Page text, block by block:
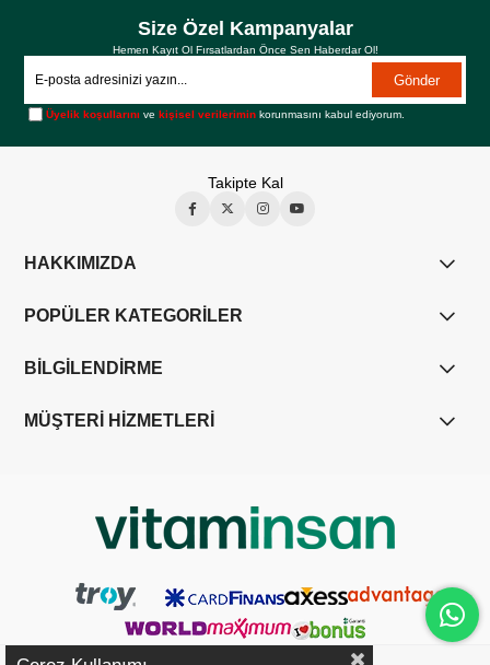
Size Özel Kampanyalar
Hemen Kayıt Ol Fırsatlardan Önce Sen Haberdar Ol!
Gönder
Üyelik koşullarını vekişisel verilerimin korunmasını kabul ediyorum.
Takipte Kal
HAKKIMIZDA
POPÜLER KATEGORİLER
BİLGİLENDİRME
MÜŞTERİ HİZMETLERİ